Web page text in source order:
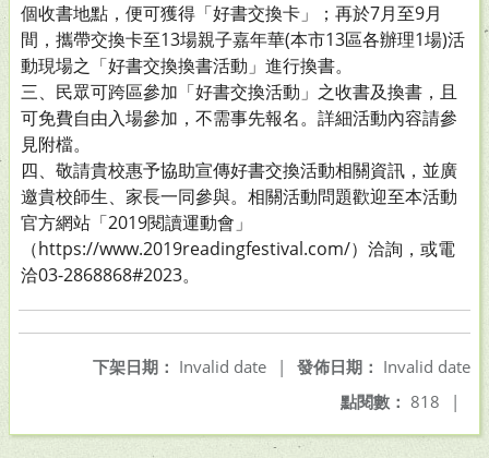
個收書地點，便可獲得「好書交換卡」；再於7月至9月
間，攜帶交換卡至13場親子嘉年華(本市13區各辦理1場)活
動現場之「好書交換換書活動」進行換書。
三、民眾可跨區參加「好書交換活動」之收書及換書，且
可免費自由入場參加，不需事先報名。詳細活動內容請參
見附檔。
四、敬請貴校惠予協助宣傳好書交換活動相關資訊，並廣
邀貴校師生、家長一同參與。相關活動問題歡迎至本活動
官方網站「2019閱讀運動會」
（https://www.2019readingfestival.com/）洽詢，或電
洽03-2868868#2023。
發佈日期： Invalid date
下架日期： Invalid date
|
點閱數： 818 |